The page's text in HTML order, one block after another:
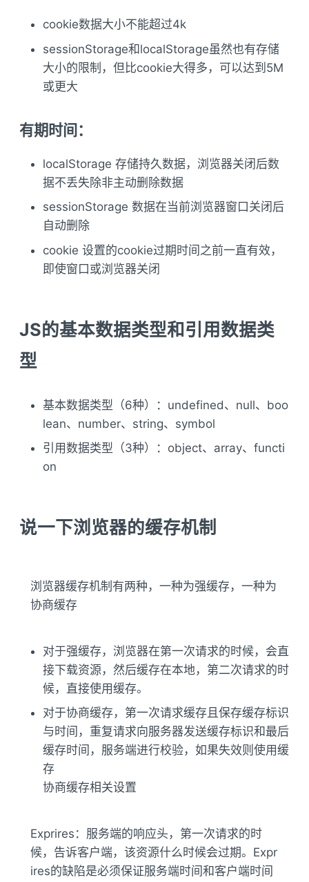
cookie数据大小不能超过4k
sessionStorage和localStorage虽然也有存储
大小的限制，但比cookie大得多，可以达到5M
或更大
有期时间：
localStorage 存储持久数据，浏览器关闭后数
据不丢失除非主动删除数据
sessionStorage 数据在当前浏览器窗口关闭后
自动删除
cookie 设置的cookie过期时间之前一直有效，
即使窗口或浏览器关闭
JS的基本数据类型和引用数据类
型
基本数据类型（6种）：undefined、null、boo
lean、number、string、symbol
引用数据类型（3种）：object、array、functi
on
说一下浏览器的缓存机制
浏览器缓存机制有两种，一种为强缓存，一种为
协商缓存
对于强缓存，浏览器在第一次请求的时候，会直
接下载资源，然后缓存在本地，第二次请求的时
候，直接使用缓存。
对于协商缓存，第一次请求缓存且保存缓存标识
与时间，重复请求向服务器发送缓存标识和最后
缓存时间，服务端进行校验，如果失效则使用缓
存
协商缓存相关设置
Exprires：服务端的响应头，第一次请求的时
候，告诉客户端，该资源什么时候会过期。Expr
ires的缺陷是必须保证服务端时间和客户端时间